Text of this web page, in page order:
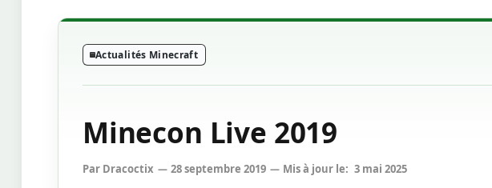
Actualités Minecraft
Minecon Live 2019
Par Dracoctix 28 septembre 2019 Mis à jour le: 3 mai 2025